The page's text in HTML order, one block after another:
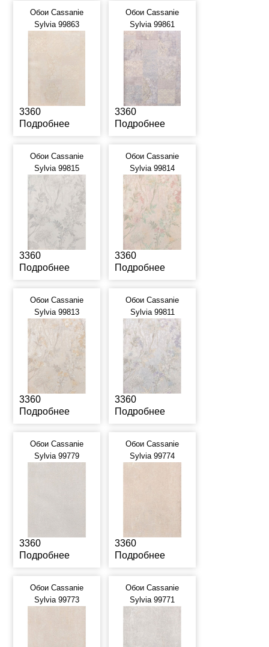
Обои Cassanie
Sylvia 99863
3360
Подробнее
Обои Cassanie
Sylvia 99861
3360
Подробнее
Обои Cassanie
Sylvia 99815
3360
Подробнее
Обои Cassanie
Sylvia 99814
3360
Подробнее
Обои Cassanie
Sylvia 99813
3360
Подробнее
Обои Cassanie
Sylvia 99811
3360
Подробнее
Обои Cassanie
Sylvia 99779
3360
Подробнее
Обои Cassanie
Sylvia 99774
3360
Подробнее
Обои Cassanie
Sylvia 99773
Обои Cassanie
Sylvia 99771